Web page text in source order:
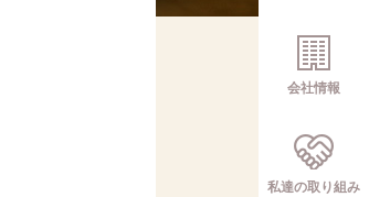
会社情報
私達の取り組み